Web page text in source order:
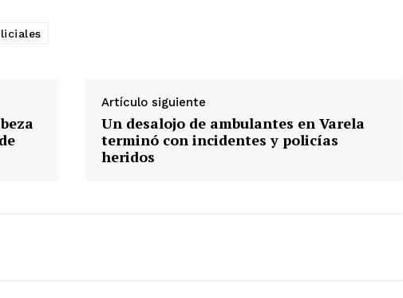
Artículo siguiente
Un desalojo de ambulantes en Varela
terminó con incidentes y policías
heridos